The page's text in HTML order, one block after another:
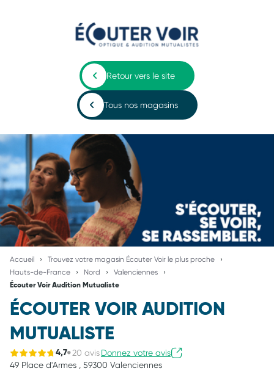
Retour vers le site
Tous nos magasins
Accueil
Trouvez votre magasin Écouter Voir le plus proche
Hauts-de-France
Nord Valenciennes
Écouter Voir Audition Mutualiste
ÉCOUTER VOIR AUDITION
MUTUALISTE
4,7 20 avisDonnez votre avis
49 Place d'Armes , 59300 Valenciennes